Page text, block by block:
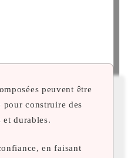
peuvent être
construire des
et durables.
en faisant